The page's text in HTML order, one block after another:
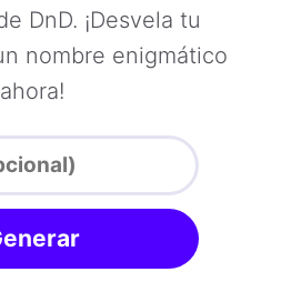
DnD. ¡Desvela tu
nombre enigmático
ahora!